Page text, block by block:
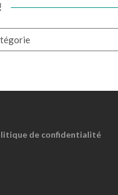
de confidentialité